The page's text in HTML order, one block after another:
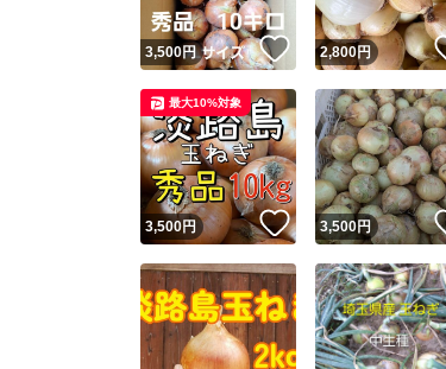
3,500円 いいね！
2,800円
3,500円 いいね！
最大10%対象
3,500円